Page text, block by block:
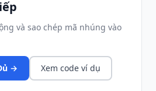
và sao chép mã nhúng vào
→ Xem code ví dụ